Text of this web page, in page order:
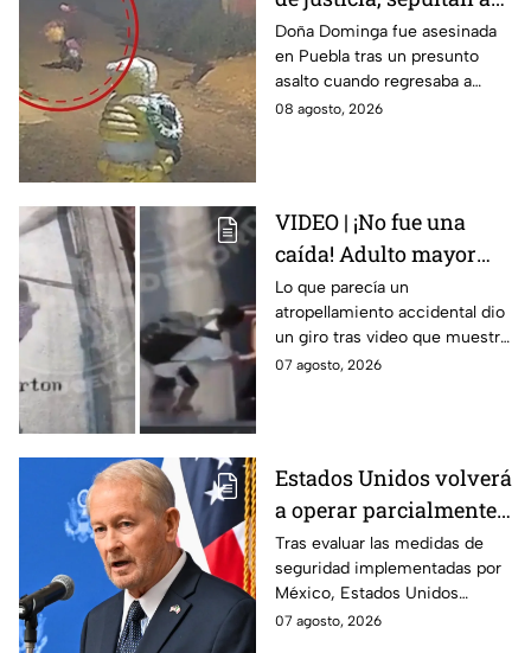
doña Dominga, la
abuelita asesinada tras
asalto en Amozoc,
Puebla
Doña Dominga fue asesinada
en Puebla tras un presunto
asalto cuando regresaba a
casa; familiares y amigos la
08 agosto, 2026
VIDEO | ¡No fue una
caída! Adulto mayor
muere atropellado por
tráiler; joven lo empujó
en Monterrey
Lo que parecía un
atropellamiento accidental dio
un giro tras video que muestra
cómo un joven empujó a
07 agosto, 2026
Estados Unidos volverá
a operar parcialmente
en Michoacán tras
suspensión por
motivos de seguridad
Tras evaluar las medidas de
seguridad implementadas por
México, Estados Unidos
reanudará parcialmente sus
07 agosto, 2026